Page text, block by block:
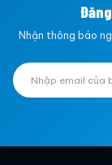
Nhận thông báo